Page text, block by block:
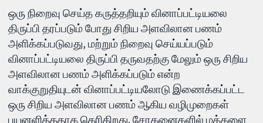
ஒரு நிறைவு செய்த கருத்தறியும் வினாப்பட்டியலை
திருப்பி தரப்படும் போது சிறிய அளவிலான பணம்
அளிக்கப்படுவது, மற்றும் நிறைவு செய்யப்படும்
வினாப்பட்டியலை திருப்பி தருவதற்கு மேலும் ஒரு சிறிய
அளவிலான பணம் அளிக்கப்படும் என்ற
வாக்குறுதியுடன் வினாப்பட்டியலோடு இணைக்கப்பட்ட
ஒரு சிறிய அளவிலான பணம் ஆகிய வழிமுறைகள்
பயனளித்ததாக தெரிகிறது. சோதனைகளில் மக்களை